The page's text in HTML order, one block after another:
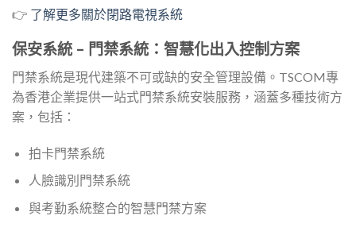
👉 了解更多關於閉路電視系統
保安系統 – 門禁系統：智慧化出入控制方案
門禁系統是現代建築不可或缺的安全管理設備。TSCOM專
為香港企業提供一站式門禁系統安裝服務，涵蓋多種技術方
案，包括：
拍卡門禁系統
人臉識別門禁系統
與考勤系統整合的智慧門禁方案